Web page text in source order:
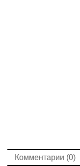
Комментарии (0)